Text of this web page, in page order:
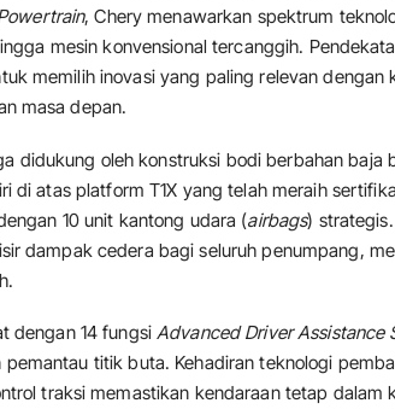
, Chery menawarkan spektrum
mesin konvensional tercanggih.
memilih inovasi yang paling relevan dengan
masa depan.
didukung oleh konstruksi bodi berbahan baja
di atas platform T1X yang telah meraih
10 unit kantong udara (airbags)
dampak cedera bagi seluruh penumpang,
dengan 14 fungsiAdvanced Driver Assistance
titik buta. Kehadiran teknologi
traksi memastikan kendaraan tetap dalam